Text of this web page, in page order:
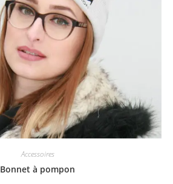
Accessoires
Bonnet à pompon